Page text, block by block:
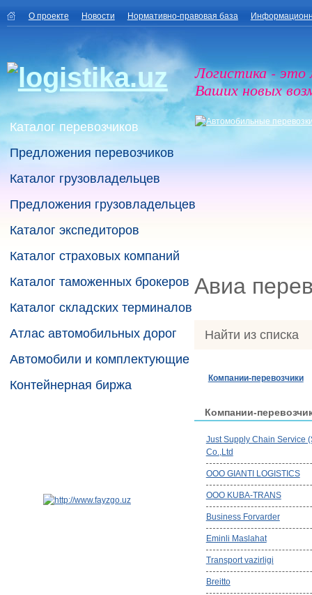
О проекте Новости Нормативно-правовая база
Логистика - это
Ваших новых
Каталог перевозчиков
Предложения перевозчиков
Каталог грузовладельцев
Предложения грузовладельцев
Каталог экспедиторов
Каталог страховых компаний
Каталог таможенных брокеров
Каталог складских терминалов
Атлас автомобильных дорог
Автомобили и комплектующие
Контейнерная биржа
Авиа
Найти из списка
Компании-перевозчики
Компании-
Just Supply Chain Service
Co.,Ltd
OOO GIANTI LOGISTICS
OOO KUBA-TRANS
Business Forvarder
Eminli Maslahat
Transport vazirligi
Breitto